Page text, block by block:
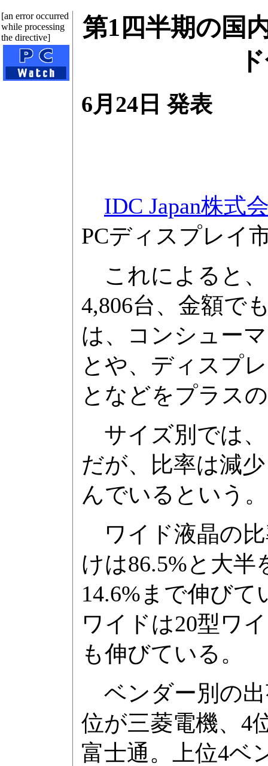
[an error occurred
while processing
the directive]
第1四半期の国
6月24日 発表
IDC Japan株式
PCディスプレイ
これによると、
4,806台、金額で
は、コンシュー
とや、ディスプ
となどをプラス
サイズ別では、
だが、比率は減
んでいるという。
ワイド液晶の比
けは86.5%と大
14.6%まで伸びて
ワイドは20型ワ
も伸びている。
ベンダー別の出
位が三菱電機、4
富士通。上位4ベ